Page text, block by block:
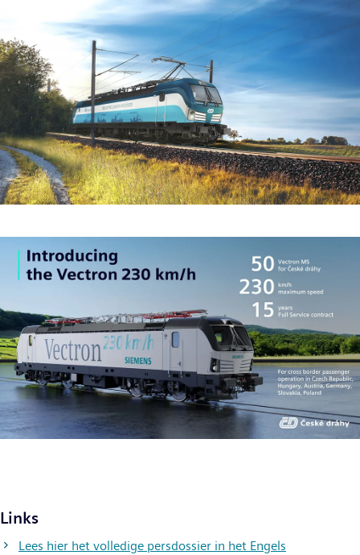
Links
Lees hier het volledige persdossier in het Engels